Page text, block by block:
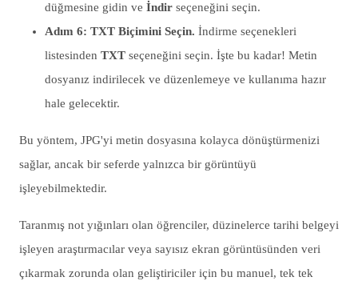
düğmesine gidin ve İndir seçeneğini seçin.
Adım 6: TXT Biçimini Seçin. İndirme seçenekleri
listesinden TXT seçeneğini seçin. İşte bu kadar! Metin
dosyanız indirilecek ve düzenlemeye ve kullanıma hazır
hale gelecektir.
Bu yöntem, JPG'yi metin dosyasına kolayca dönüştürmenizi
sağlar, ancak bir seferde yalnızca bir görüntüyü
işleyebilmektedir.
Taranmış not yığınları olan öğrenciler, düzinelerce tarihi belgeyi
işleyen araştırmacılar veya sayısız ekran görüntüsünden veri
çıkarmak zorunda olan geliştiriciler için bu manuel, tek tek